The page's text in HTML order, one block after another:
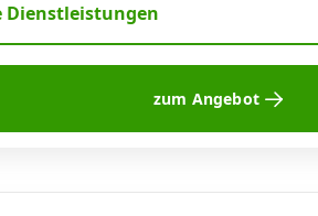
Dienstleistungen
zum Angebot